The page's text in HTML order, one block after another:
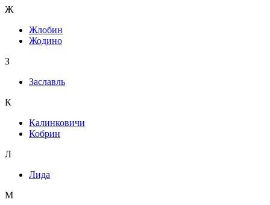
Ж
Жлобин
Жодино
З
Заславль
К
Калинковичи
Кобрин
Л
Лида
М